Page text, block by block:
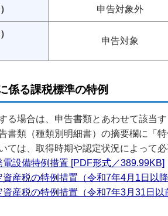
申告対象外
申告対象
係る課税標準の特例
る場合は、申告書類とあわせて該当
書類（種類別明細書）の摘要欄に「
ては、取得時期や認定状況によって
設備特例措置 [PDF形式／389.99KB]
産税の特例措置（令和7年4月1日以
産税の特例措置（令和7年3月31日